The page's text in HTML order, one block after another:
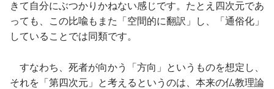
きて自分にぶつかりかねない感じです。たとえ四次元であ
っても、この比喩もまた「空間的に翻訳」し、「通俗化」
していることでは同類です。
すなわち、死者が向かう「方向」というものを想定し、
それを「第四次元」と考えるというのは、本来の仏教理論